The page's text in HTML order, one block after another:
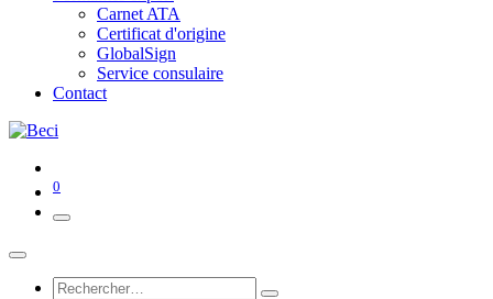
Carnet ATA
Certificat d'origine
GlobalSign
Service consulaire
Contact
0